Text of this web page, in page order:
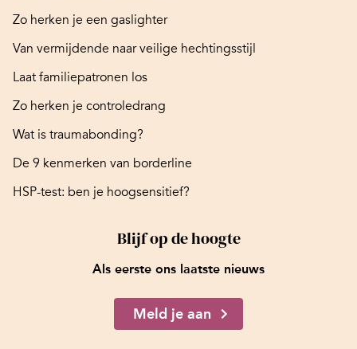
Zo herken je een gaslighter
Van vermijdende naar veilige hechtingsstijl
Laat familiepatronen los
Zo herken je controledrang
Wat is traumabonding?
De 9 kenmerken van borderline
HSP-test: ben je hoogsensitief?
Blijf op de hoogte
Als eerste ons laatste nieuws
Meld je aan